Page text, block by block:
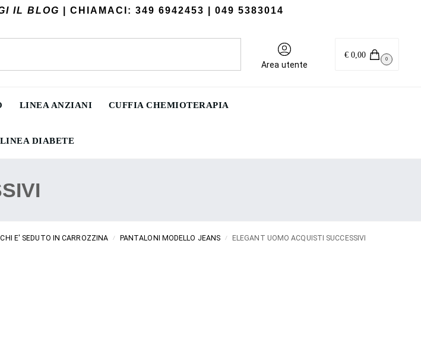
IL BLOG | CHIAMACI: 349 6942453 | 049 5383014
Area utente
€0,00 0
LINEA ANZIANI CUFFIA CHEMIOTERAPIA
LINEA DIABETE
E' SEDUTO IN CARROZZINA / PANTALONI MODELLO JEANS / ELEGANT UOMO ACQUISTI SUCCESSIVI